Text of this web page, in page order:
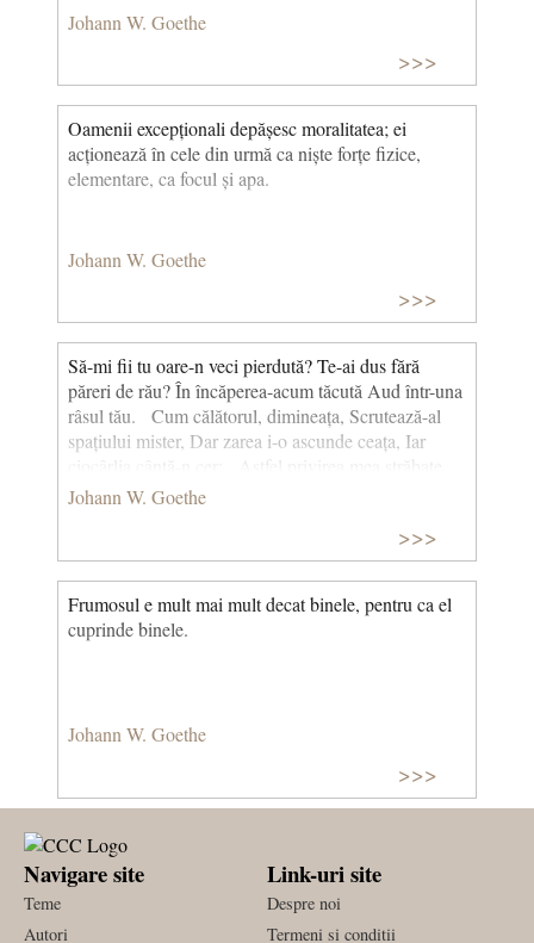
Johann W. Goethe
>>>
Oamenii excepționali depășesc moralitatea; ei
acționează în cele din urmă ca niște forțe fizice,
elementare, ca focul și apa.
Johann W. Goethe
>>>
Să-mi fii tu oare-n veci pierdută? Te-ai dus fără
păreri de rău? În încăperea-acum tăcută Aud într-una
râsul tău. Cum călătorul, dimineața, Scrutează-al
spațiului mister, Dar zarea i-o ascunde ceața, Iar
ciocârlia cântă-n cer: Astfel privirea mea străbate
Prin crâng, pe câmp, prin locuri noi, Iar cântecele
Johann W. Goethe
>>>
Frumosul e mult mai mult decat binele, pentru ca el
cuprinde binele.
Johann W. Goethe
>>>
Navigare site
Teme
Autori
Link-uri site
Despre noi
Termeni si conditii